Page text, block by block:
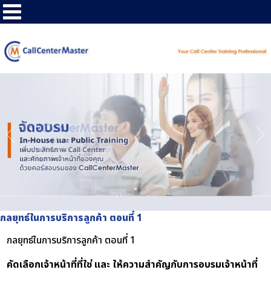
กลยุทธ์ในการบริการลูกค้า ตอนที่ 1
กลยุทธ์ในการบริการลูกค้า ตอนที่ 1
คัดเลือกเจ้าหน้าที่ที่ใช่ และ ให้ความสำคัญกับการอบรมเจ้าหน้าที่